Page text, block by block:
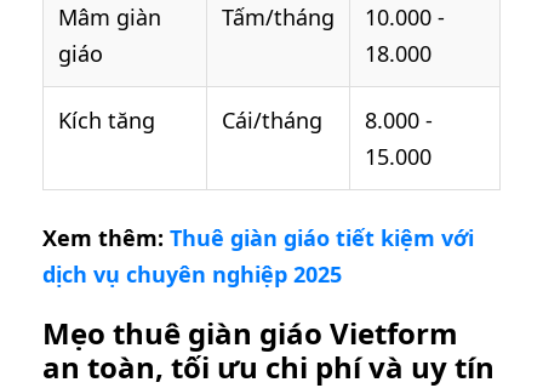
Mâm giàn
giáo
Tấm/tháng
10.000 -
18.000
Kích tăng Cái/tháng
8.000 -
15.000
Xem thêm: Thuê giàn giáo tiết kiệm với
dịch vụ chuyên nghiệp 2025
Mẹo thuê giàn giáo Vietform
an toàn, tối ưu chi phí và uy tín